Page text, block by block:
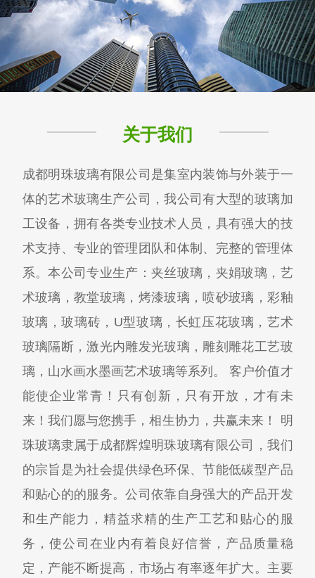
关于我们
成都明珠玻璃有限公司是集室内装饰与外装于一
体的艺术玻璃生产公司，我公司有大型的玻璃加
工设备，拥有各类专业技术人员，具有强大的技
术支持、专业的管理团队和体制、完整的管理体
系。本公司专业生产：夹丝玻璃，夹娟玻璃，艺
术玻璃，教堂玻璃，烤漆玻璃，喷砂玻璃，彩釉
玻璃，玻璃砖，U型玻璃，长虹压花玻璃，艺术
玻璃隔断，激光内雕发光玻璃，雕刻雕花工艺玻
璃，山水画水墨画艺术玻璃等系列。 客户价值才
能使企业常青！只有创新，只有开放，才有未
来！我们愿与您携手，相生协力，共赢未来！ 明
珠玻璃隶属于成都辉煌明珠玻璃有限公司，我们
的宗旨是为社会提供绿色环保、节能低碳型产品
和贴心的的服务。公司依靠自身强大的产品开发
和生产能力，精益求精的生产工艺和贴心的服
务，使公司在业内有着良好信誉，产品质量稳
定，产能不断提高，市场占有率逐年扩大。主要